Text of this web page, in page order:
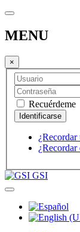
MENU
×
Recuérdeme
¿Recordar
¿Recordar
GSI